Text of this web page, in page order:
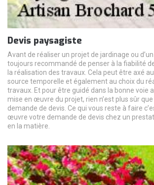
Devis paysagiste
Avant de réaliser un projet de jardinage ou
toujours recommandé de penser à la fiabilité
la réalisation des travaux. Cela peut être axé
source temporelle et également au choix du
travaux. Et pour être guidé dans la bonne voie
mise en œuvre du projet, rien n’est plus sûr que
demande de devis. Ce qui vous reste à faire
œuvre votre demande de devis chez un
en la matière.